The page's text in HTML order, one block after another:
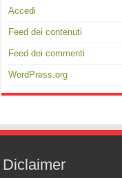
Accedi
Feed dei contenuti
Feed dei commenti
WordPress.org
Diclaimer